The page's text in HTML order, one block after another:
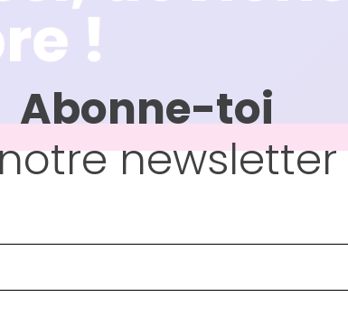
!
!
Abonne-toi
newsletter